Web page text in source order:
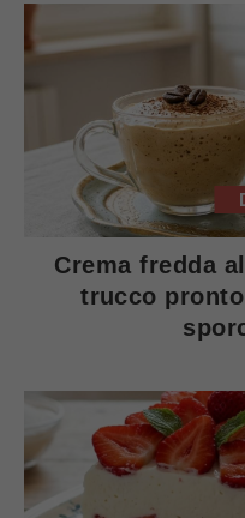
Crema fredda
trucco